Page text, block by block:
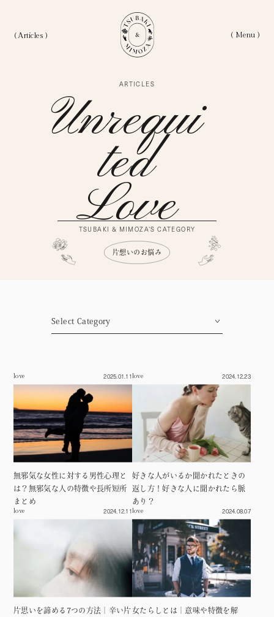
( Articles )
Home
About私たちについて
恋愛にまつわる記事Love Articles
生き方にまつわる記事Life Articles
仕事にまつわるの記事Work Articles
これが私だから
Myself
自分だけの人生じゃないこと
Life
( Menu )
ARTICLES
Unrequi
Ted
Love
TSUBAKI & MIMOZA‘S CATEGORY
片想いのお悩み
love 2025.01.11
無邪気な女性に対する男性心理と
は？無邪気な人の特徴や長所短所
まとめ
love 2024.12.23
好きな人がいるか聞かれたときの
返し方！好きな人に聞かれたら脈
あり？
love
2024.12.11
片思いを諦める7つの方法｜辛い片
love 2024.08.07
女たらしとは｜意味や特徴を解